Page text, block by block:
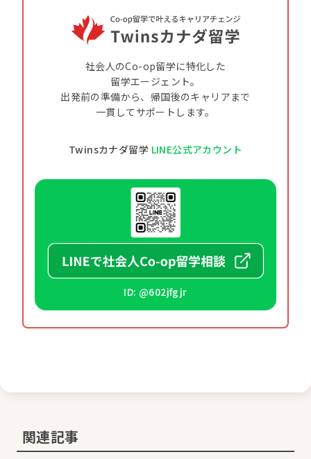
社会人のCo-op留学に特化した
留学エージェント。
出発前の準備から、帰国後のキャリアまで
一貫してサポートします。
Twinsカナダ留学 LINE公式アカウント
ID: @602jfgjr
関連記事